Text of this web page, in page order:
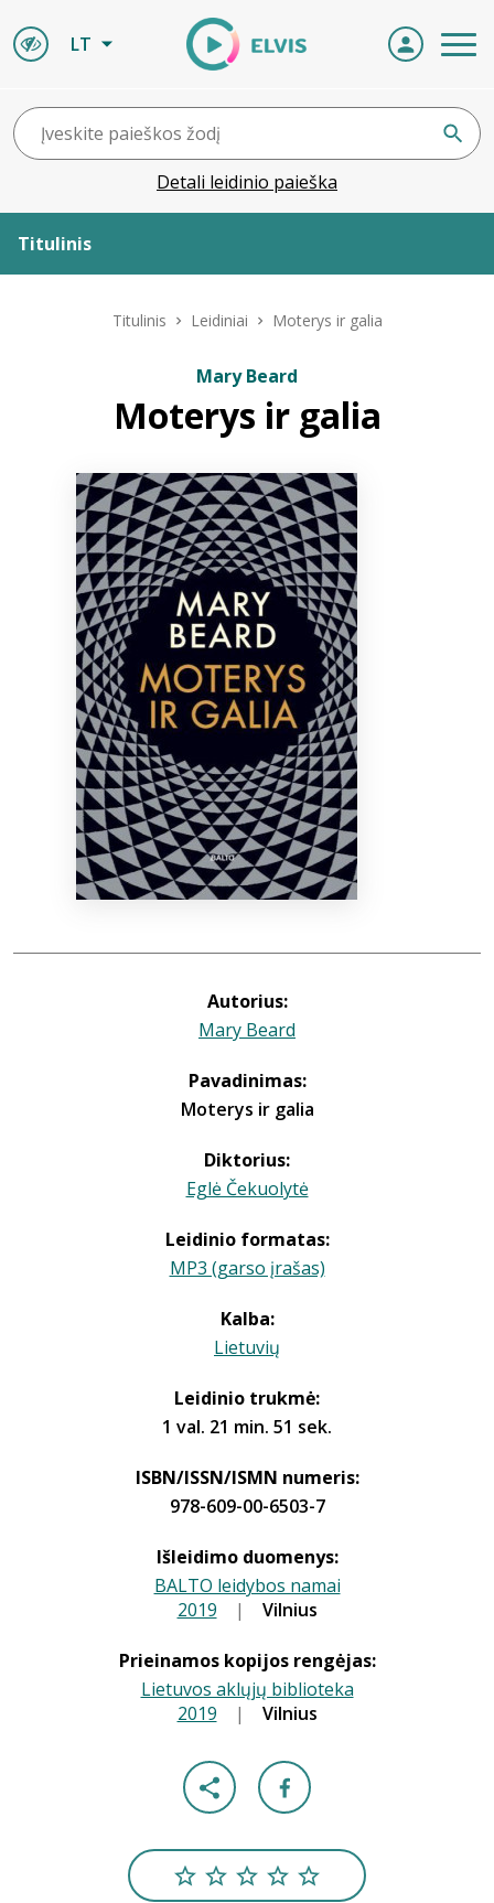
LT
Detali leidinio paieška
Titulinis
ELVIS atvyksta
Naujienos
Bibliotekoms
+370 667 80 541
info@elvislab.lt
Titulinis Leidiniai Moterys ir galia
Mary Beard
Moterys ir galia
Autorius:
Mary Beard
Pavadinimas:
Moterys ir galia
Diktorius:
Eglė Čekuolytė
Leidinio formatas:
MP3 (garso įrašas)
Kalba:
Lietuvių
Leidinio trukmė:
1 val. 21 min. 51 sek.
ISBN/ISSN/ISMN numeris:
978-609-00-6503-7
Išleidimo duomenys:
BALTO leidybos namai
2019 | Vilnius
Prieinamos kopijos rengėjas:
Lietuvos aklųjų biblioteka
2019 | Vilnius